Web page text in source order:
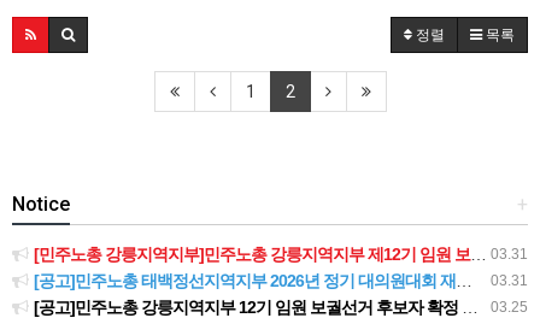
정렬 목록
1 2
+
Notice
03.31
[민주노총 강릉지역지부]민주노총 강릉지역지부 제12기 임원 보궐선거결과 공고
03.31
[공고]민주노총 태백정선지역지부 2026년 정기 대의원대회 재소집 건
03.25
[공고]민주노총 강릉지역지부 12기 임원 보궐선거 후보자 확정 공고